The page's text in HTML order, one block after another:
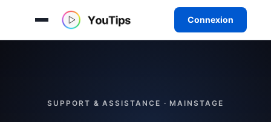
Connexion
SUPPORT & ASSISTANCE · MAINSTAGE